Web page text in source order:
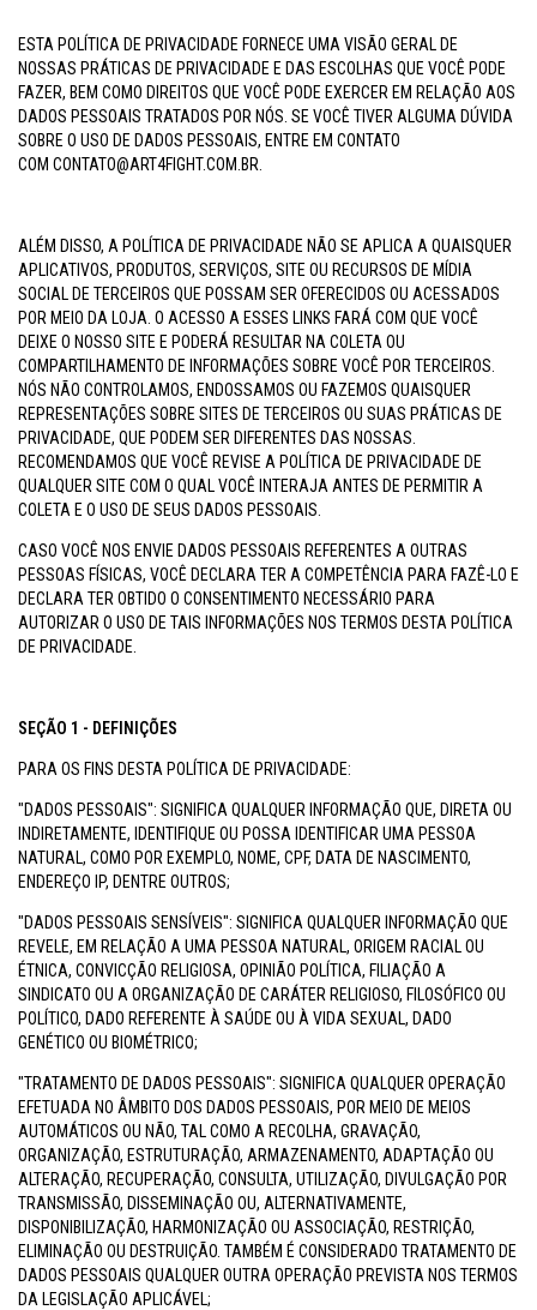
ESTA POLÍTICA DE PRIVACIDADE FORNECE UMA VISÃO GERAL DE
NOSSAS PRÁTICAS DE PRIVACIDADE E DAS ESCOLHAS QUE VOCÊ PODE
FAZER, BEM COMO DIREITOS QUE VOCÊ PODE EXERCER EM RELAÇÃO AOS
DADOS PESSOAIS TRATADOS POR NÓS. SE VOCÊ TIVER ALGUMA DÚVIDA
SOBRE O USO DE DADOS PESSOAIS, ENTRE EM CONTATO
COM CONTATO@ART4FIGHT.COM.BR
ALÉM DISSO, A POLÍTICA DE PRIVACIDADE NÃO SE APLICA A QUAISQUER
APLICATIVOS, PRODUTOS, SERVIÇOS, SITE OU RECURSOS DE MÍDIA
SOCIAL DE TERCEIROS QUE POSSAM SER OFERECIDOS OU ACESSADOS
POR MEIO DA LOJA. O ACESSO A ESSES LINKS FARÁ COM QUE VOCÊ
DEIXE O NOSSO SITE E PODERÁ RESULTAR NA COLETA OU
COMPARTILHAMENTO DE INFORMAÇÕES SOBRE VOCÊ POR TERCEIROS.
NÓS NÃO CONTROLAMOS, ENDOSSAMOS OU FAZEMOS QUAISQUER
REPRESENTAÇÕES SOBRE SITES DE TERCEIROS OU SUAS PRÁTICAS DE
PRIVACIDADE, QUE PODEM SER DIFERENTES DAS NOSSAS.
RECOMENDAMOS QUE VOCÊ REVISE A POLÍTICA DE PRIVACIDADE DE
QUALQUER SITE COM O QUAL VOCÊ INTERAJA ANTES DE PERMITIR A
COLETA E O USO DE SEUS DADOS PESSOAIS.
CASO VOCÊ NOS ENVIE DADOS PESSOAIS REFERENTES A OUTRAS
PESSOAS FÍSICAS, VOCÊ DECLARA TER A COMPETÊNCIA PARA FAZÊ-LO E
DECLARA TER OBTIDO O CONSENTIMENTO NECESSÁRIO PARA
AUTORIZAR O USO DE TAIS INFORMAÇÕES NOS TERMOS DESTA POLÍTICA
DE PRIVACIDADE.
SEÇÃO 1 - DEFINIÇÕES
PARA OS FINS DESTA POLÍTICA DE PRIVACIDADE:
"DADOS PESSOAIS": SIGNIFICA QUALQUER INFORMAÇÃO QUE, DIRETA OU
INDIRETAMENTE, IDENTIFIQUE OU POSSA IDENTIFICAR UMA PESSOA
NATURAL, COMO POR EXEMPLO, NOME, CPF, DATA DE NASCIMENTO,
ENDEREÇO IP, DENTRE OUTROS;
"DADOS PESSOAIS SENSÍVEIS": SIGNIFICA QUALQUER INFORMAÇÃO QUE
REVELE, EM RELAÇÃO A UMA PESSOA NATURAL, ORIGEM RACIAL OU
ÉTNICA, CONVICÇÃO RELIGIOSA, OPINIÃO POLÍTICA, FILIAÇÃO A
SINDICATO OU A ORGANIZAÇÃO DE CARÁTER RELIGIOSO, FILOSÓFICO OU
POLÍTICO, DADO REFERENTE À SAÚDE OU À VIDA SEXUAL, DADO
GENÉTICO OU BIOMÉTRICO;
"TRATAMENTO DE DADOS PESSOAIS": SIGNIFICA QUALQUER OPERAÇÃO
EFETUADA NO ÂMBITO DOS DADOS PESSOAIS, POR MEIO DE MEIOS
AUTOMÁTICOS OU NÃO, TAL COMO A RECOLHA, GRAVAÇÃO,
ORGANIZAÇÃO, ESTRUTURAÇÃO, ARMAZENAMENTO, ADAPTAÇÃO OU
ALTERAÇÃO, RECUPERAÇÃO, CONSULTA, UTILIZAÇÃO, DIVULGAÇÃO POR
TRANSMISSÃO, DISSEMINAÇÃO OU, ALTERNATIVAMENTE,
DISPONIBILIZAÇÃO, HARMONIZAÇÃO OU ASSOCIAÇÃO, RESTRIÇÃO,
ELIMINAÇÃO OU DESTRUIÇÃO. TAMBÉM É CONSIDERADO TRATAMENTO DE
DADOS PESSOAIS QUALQUER OUTRA OPERAÇÃO PREVISTA NOS TERMOS
DA LEGISLAÇÃO APLICÁVEL;